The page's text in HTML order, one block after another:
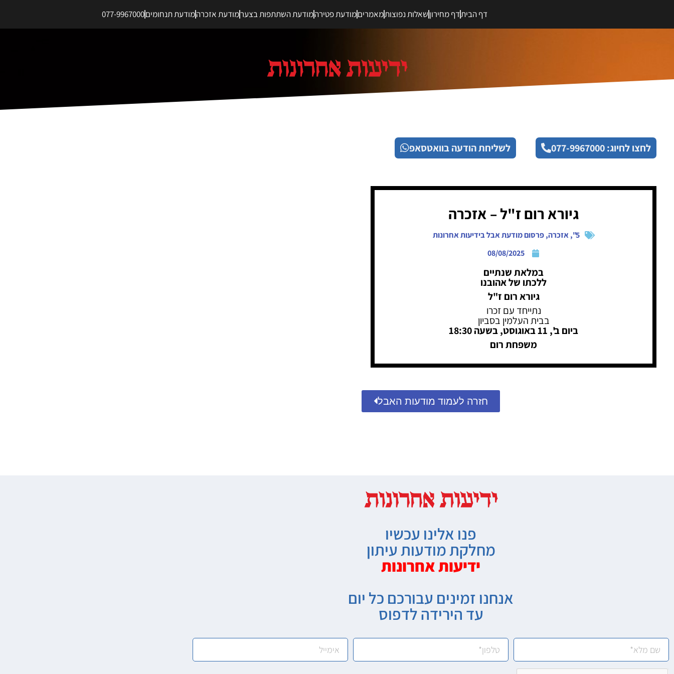
דף הביתדף מחירוןשאלות נפוצותמאמריםמודעת פטירהמודעת השתתפות בצערמודעת אזכרהמודעת תנחומים077-9967000
לחצו לחיוג: 077-9967000 לשליחת הודעה בוואטסאפ
גיורא רום ז"ל – אזכרה
5"
,אזכרה,פרסום מודעת אבל בידיעות אחרונות
08/08/2025
במלאת שנתיים
ללכתו של אהובנו
גיורא רום ז"ל
נתייחד עם זכרו
בבית העלמין בסביון
ביום ב', 11 באוגוסט, בשעה 18:30
משפחת רום
חזרה לעמוד מודעות האבל
פנו אלינו עכשיו
מחלקת מודעות עיתון
ידיעות אחרונות
אנחנו זמינים עבורכם כל יום
עד הירידה לדפוס